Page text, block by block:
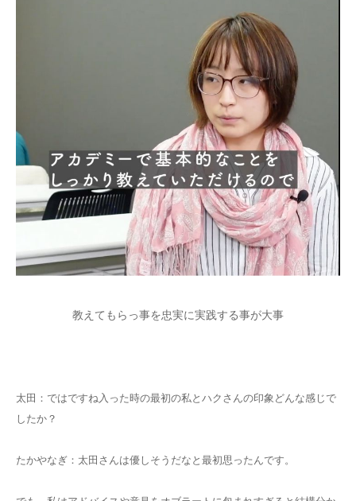
教えてもらっ事を忠実に実践する事が大事
太田：ではですね入った時の最初の私とハクさんの印象どんな感じで
したか？
たかやなぎ：太田さんは優しそうだなと最初思ったんです。